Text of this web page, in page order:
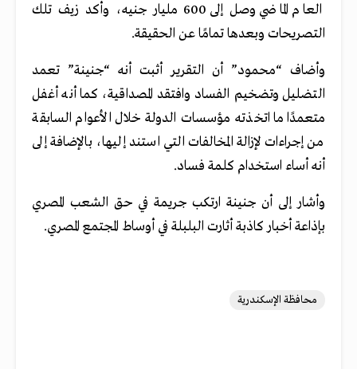
العام الماضي وصل إلى 600 مليار جنيه، وأكد زيف تلك
التصريحات وبعدها تمامًا عن الحقيقة.
وأضاف “محمود” أن التقرير أثبت أنه “جنينة” تعمد
التضليل وتضخيم الفساد وافتقد المصداقية، كما أنه أغفل
متعمدًا ما اتخذته مؤسسات الدولة خلال الأعوام السابقة
من إجراءات لإزالة المخالفات التي استند إليها، بالإضافة إلى
أنه أساء استخدام كلمة فساد.
وأشار إلى أن جنينة ارتكب جريمة في حق الشعب المصري
بإذاعة أخبار كاذبة أثارت البلبلة في أوساط المجتمع المصري.
محافظة الإسكندرية